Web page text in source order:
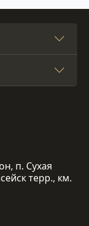
п. Сухая
терр., км.